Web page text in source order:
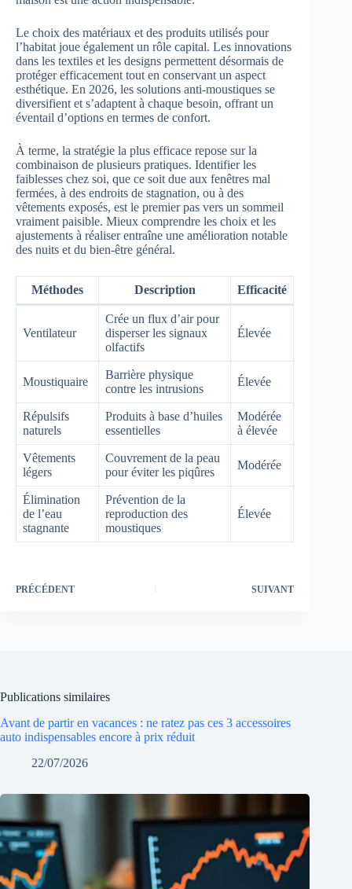
Le choix des matériaux et des produits utilisés pour
l’habitat joue également un rôle capital. Les innovations
dans les textiles et les designs permettent désormais de
protéger efficacement tout en conservant un aspect
esthétique. En 2026, les solutions anti-moustiques se
diversifient et s’adaptent à chaque besoin, offrant un
éventail d’options en termes de confort.
À terme, la stratégie la plus efficace repose sur la
combinaison de plusieurs pratiques. Identifier les
faiblesses chez soi, que ce soit due aux fenêtres mal
fermées, à des endroits de stagnation, ou à des
vêtements exposés, est le premier pas vers un sommeil
vraiment paisible. Mieux comprendre les choix et les
ajustements à réaliser entraîne une amélioration notable
des nuits et du bien-être général.
Méthodes Description Efficacité
Ventilateur
Crée un flux d’air pour
disperser les signaux
olfactifs
Élevée
Moustiquaire
Barrière physique
contre les intrusions
Élevée
Répulsifs
naturels
Produits à base d’huiles
essentielles
Modérée
à élevée
Vêtements
légers
Couvrement de la peau
pour éviter les piqûres
Modérée
Élimination
de l’eau
stagnante
Prévention de la
reproduction des
moustiques
Élevée
PRÉCÉDENT SUIVANT
Publications similaires
Avant de partir en vacances : ne ratez pas ces 3 accessoires
auto indispensables encore à prix réduit
22/07/2026